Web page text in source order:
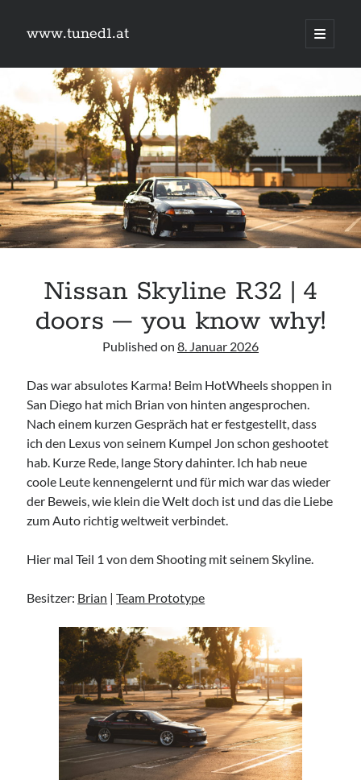
www.tuned1.at
öffnen
Sidebar
Was suchst du?
Kategorien
Kategorien
Links
#schreischwein
TuningSzeneGraz
Nissan Skyline R32 | 4
doors – you know why!
Published on 8. Januar 2026
Das war absulotes Karma! Beim HotWheels shoppen in
San Diego hat mich Brian von hinten angesprochen.
Nach einem kurzen Gespräch hat er festgestellt, dass
ich den Lexus von seinem Kumpel Jon schon geshootet
hab. Kurze Rede, lange Story dahinter. Ich hab neue
coole Leute kennengelernt und für mich war das wieder
der Beweis, wie klein die Welt doch ist und das die Liebe
zum Auto richtig weltweit verbindet.
Hier mal Teil 1 von dem Shooting mit seinem Skyline.
Besitzer: Brian |Team Prototype